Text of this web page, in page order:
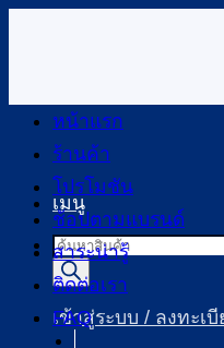
เนื้อหา
เมนู
Products
search
เข้าสู่ระบบ / ลงทะเ
หน้าแรก
ร้านค้า
โปรโมชัน
ช้อปตามแบรนด์
สาระน่ารู้
ติดต่อเรา
FAQ